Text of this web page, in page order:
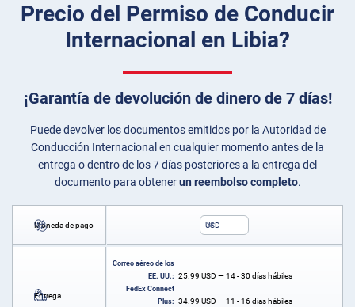
Precio del Permiso de Conducir
Internacional en Libia?
¡Garantía de devolución de dinero de 7 días!
Puede devolver los documentos emitidos por la Autoridad de
Conducción Internacional en cualquier momento antes de la
entrega o dentro de los 7 días posteriores a la entrega del
documento para obtenerun reembolso completo.
Moneda de pago USD
Entrega
Correo aéreo de los
EE. UU.: 25.99 USD — 14 - 30 días hábiles
FedEx Connect
Plus: 34.99 USD — 11 - 16 días hábiles